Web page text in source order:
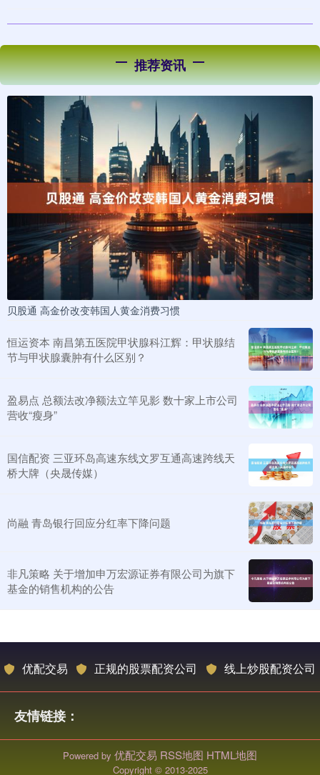
推荐资讯
贝股通 高金价改变韩国人黄金消费习惯
恒运资本 南昌第五医院甲状腺科江辉：甲状腺结
节与甲状腺囊肿有什么区别？
盈易点 总额法改净额法立竿见影 数十家上市公司
营收“瘦身”
国信配资 三亚环岛高速东线文罗互通高速跨线天
桥大牌（央晟传媒）
尚融 青岛银行回应分红率下降问题
非凡策略 关于增加申万宏源证券有限公司为旗下
基金的销售机构的公告
优配交易 正规的股票配资公司 线上炒股配资公司
友情链接：
Powered by 优配交易 RSS地图 HTML地图
Copyright © 2013-2025